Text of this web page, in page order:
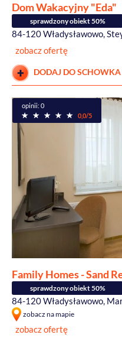
Dom Wakacyjny "Eda"
sprawdzony obiekt 50%
84-120 Władysławowo,
zobacz ofertę
DODAJ DO SCHOWKA
opinii: 0
0,0/5
Family Homes - Sand
sprawdzony obiekt 50%
84-120 Władysławowo,
zobacz na mapie
zobacz ofertę